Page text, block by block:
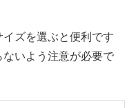
ズを選ぶと便利です
いよう注意が必要で